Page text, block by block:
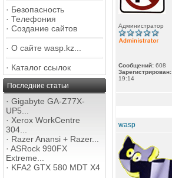
· Безопасность
· Телефония
· Создание сайтов
· О сайте wasp.kz...
· Каталог ссылок
Последние статьи
· Gigabyte GA-Z77X-
UP5...
· Xerox WorkCentre
304...
· Razer Anansi + Razer...
· ASRock 990FX
Extreme...
· KFA2 GTX 580 MDT X4
Администратор
Сообщений: 608
Зарегистрирован:
19:14
wasp